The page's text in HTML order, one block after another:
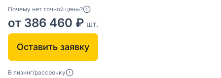
Почему нет точной цены?
от 386 460 ₽ шт.
Оставить заявку
В лизинг/рассрочку